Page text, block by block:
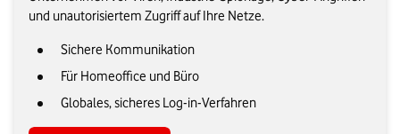
und unautorisiertem Zugriff auf Ihre Netze.
Sichere Kommunikation
Für Homeoffice und Büro
Globales, sicheres Log-in-Verfahren